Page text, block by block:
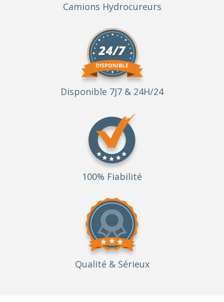
Camions Hydrocureurs
Disponible 7J7 & 24H/24
100% Fiabilité
Qualité & Sérieux